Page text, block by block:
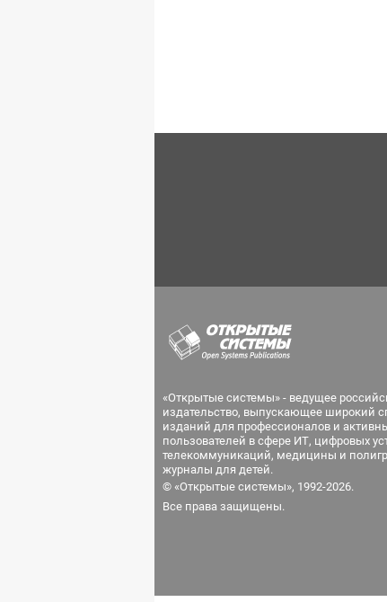
«Открытые системы» - ведущее
издательство, выпускающее широкий
изданий для профессионалов и
пользователей в сфере ИТ, цифровых
телекоммуникаций, медицины и
журналы для детей.
© «Открытые системы», 1992-2026.
Все права защищены.